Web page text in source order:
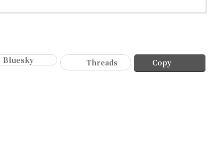
Bluesky Threads Copy